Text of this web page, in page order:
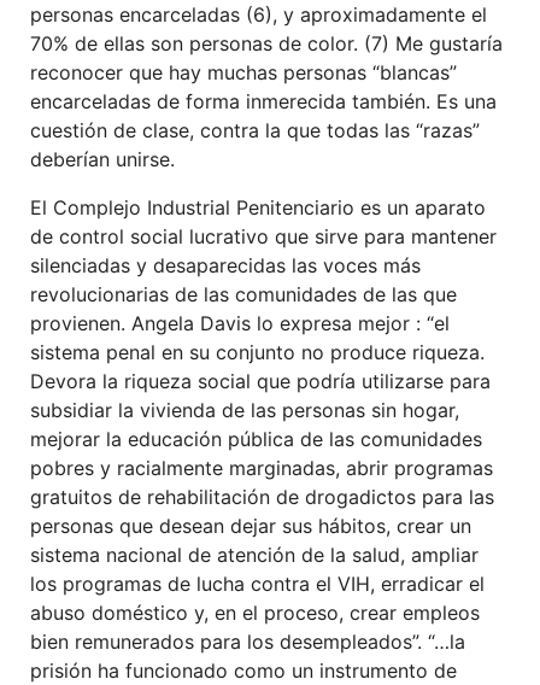
personas encarceladas (6), y aproximadamente el
70% de ellas son personas de color. (7) Me gustaría
reconocer que hay muchas personas “blancas”
encarceladas de forma inmerecida también. Es una
cuestión de clase, contra la que todas las “razas”
deberían unirse.
El Complejo Industrial Penitenciario es un aparato
de control social lucrativo que sirve para mantener
silenciadas y desaparecidas las voces más
revolucionarias de las comunidades de las que
provienen. Angela Davis lo expresa mejor : “el
sistema penal en su conjunto no produce riqueza.
Devora la riqueza social que podría utilizarse para
subsidiar la vivienda de las personas sin hogar,
mejorar la educación pública de las comunidades
pobres y racialmente marginadas, abrir programas
gratuitos de rehabilitación de drogadictos para las
personas que desean dejar sus hábitos, crear un
sistema nacional de atención de la salud, ampliar
los programas de lucha contra el VIH, erradicar el
abuso doméstico y, en el proceso, crear empleos
bien remunerados para los desempleados”. “…la
prisión ha funcionado como un instrumento de